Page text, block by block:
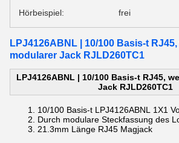
Hörbeispiel: frei
LPJ4126ABNL | 10/100 Basis-t
modularer Jack RJLD260TC1
LPJ4126ABNL | 10/100 Basis-t RJ45,
Jack RJLD260TC1
10/100 Basis-t LPJ4126ABNL 1X1
Durch modulare Steckfassung des
21.3mm Länge RJ45 Magjack